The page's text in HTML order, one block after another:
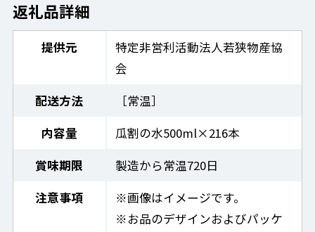
返礼品詳細
提供元
特定非営利活動法人若狭物産協
会
配送方法
［常温］
内容量
瓜割の水500ml×216本
賞味期限
製造から常温720日
注意事項
※画像はイメージです。
※お品のデザインおよびパッケ